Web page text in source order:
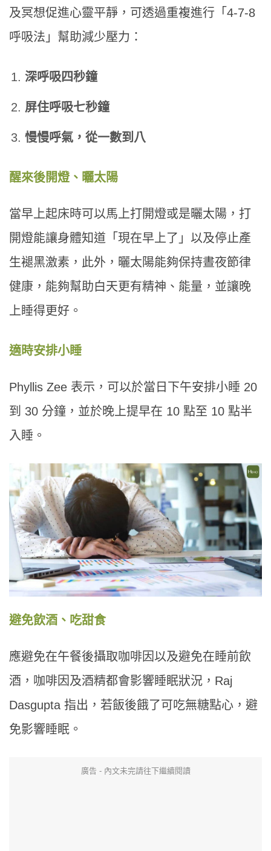
及冥想促進心靈平靜，可透過重複進行「4-7-8
呼吸法」幫助減少壓力：
深呼吸四秒鐘
屏住呼吸七秒鐘
慢慢呼氣，從一數到八
醒來後開燈、曬太陽
當早上起床時可以馬上打開燈或是曬太陽，打
開燈能讓身體知道「現在早上了」以及停止產
生褪黑激素，此外，曬太陽能夠保持晝夜節律
健康，能夠幫助白天更有精神、能量，並讓晚
上睡得更好。
適時安排小睡
Phyllis Zee 表示，可以於當日下午安排小睡 20
到 30 分鐘，並於晚上提早在 10 點至 10 點半
入睡。
避免飲酒、吃甜食
應避免在午餐後攝取咖啡因以及避免在睡前飲
酒，咖啡因及酒精都會影響睡眠狀況，Raj
Dasgupta 指出，若飯後餓了可吃無糖點心，避
免影響睡眠。
廣告 - 內文未完請往下繼續閱讀